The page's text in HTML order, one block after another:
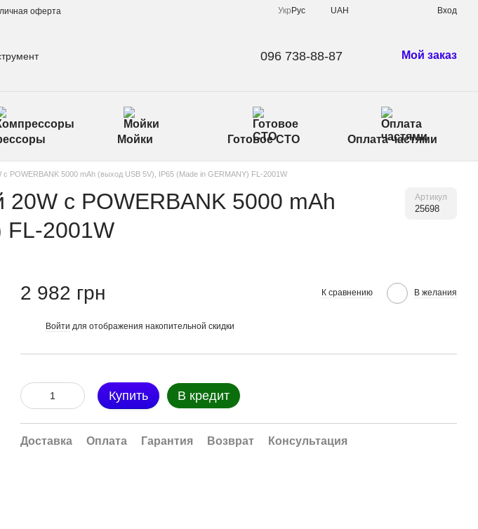
оферта Укр Рус UAH Вход
096 738-88-87 Мой заказ
Мойки Готовое СТО Оплата частями
POWERBANK 5000 mAh (выход USB 5V), IP65 (Made in GERMANY) FL-2001W
с POWERBANK 5000 mAh
FL-2001W
Артикул
25698
2 982 грн К сравнению В желания
Войти для отображения накопительной скидки
Купить В кредит
Доставка Оплата Гарантия Возврат Консультация